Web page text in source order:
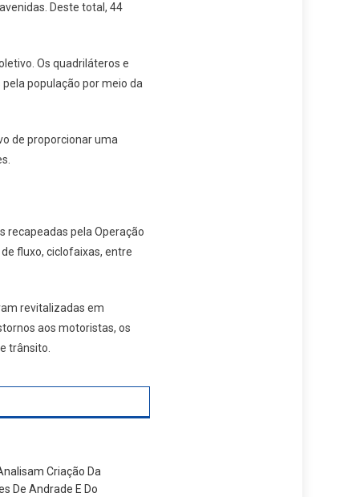
Deste total, 44
Os quadriláteros e
população por meio da
de proporcionar uma
recapeadas pela Operação
fluxo, ciclofaixas, entre
revitalizadas em
aos motoristas, os
trânsito.
Criação Da
De Andrade E Do